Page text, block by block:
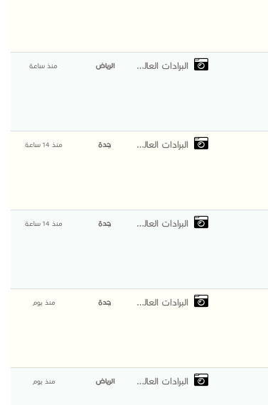
البرادات العالمية الرياض منذ ساعة
البرادات العالمية جدة منذ 14 ساعة
البرادات العالمية جدة منذ 14 ساعة
البرادات العالمية جدة منذ يوم
البرادات العالمية الرياض منذ يوم